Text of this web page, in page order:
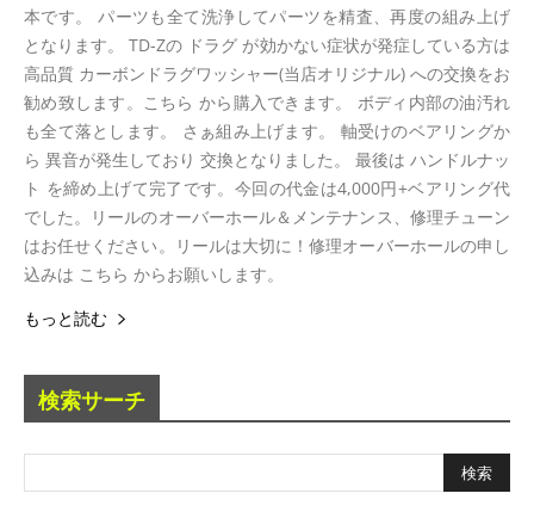
本です。 パーツも全て洗浄してパーツを精査、再度の組み上げ
となります。 TD-Zの ドラグ が効かない症状が発症している方は
高品質 カーボンドラグワッシャー(当店オリジナル) への交換をお
勧め致します。こちら から購入できます。 ボディ内部の油汚れ
も全て落とします。 さぁ組み上げます。 軸受けのベアリングか
ら 異音が発生しており 交換となりました。 最後は ハンドルナッ
ト を締め上げて完了です。今回の代金は4,000円+ベアリング代
でした。リールのオーバーホール＆メンテナンス、修理チューン
はお任せください。リールは大切に！修理オーバーホールの申し
込みは こちら からお願いします。
もっと読む
検索サーチ